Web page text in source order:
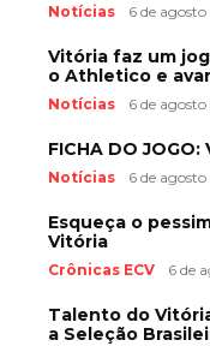
Notícias 6 de
Vitória faz um
o Athletico e
Notícias 6 de
FICHA DO
Notícias 6 de
Esqueça o
Vitória
Crônicas ECV 6 de
Talento do
a Seleção